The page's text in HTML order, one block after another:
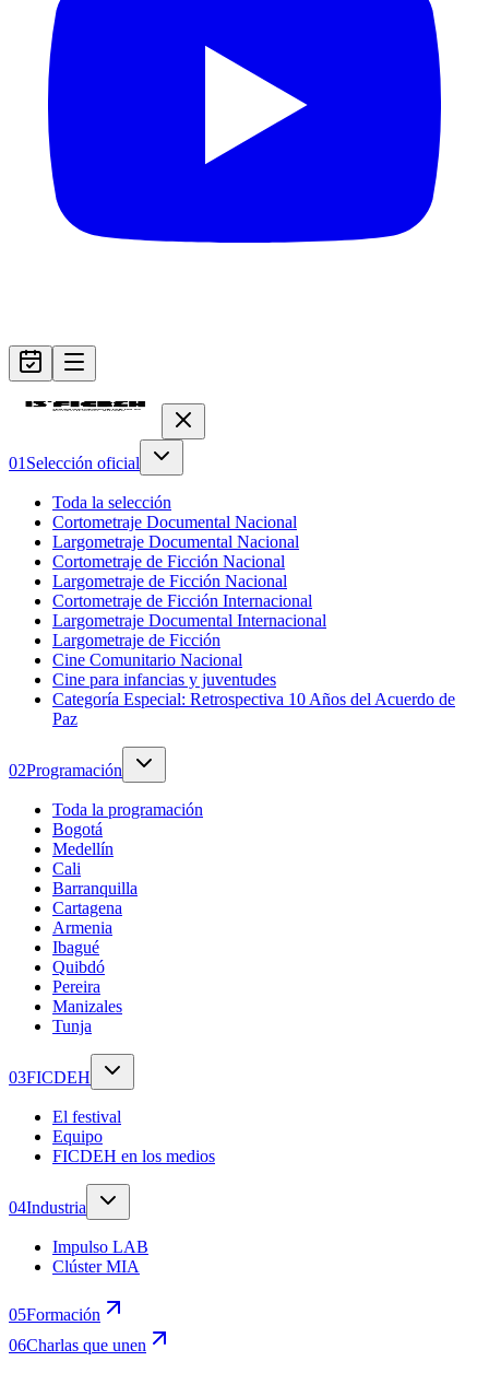
01 Selección oficial
Toda la selección
Cortometraje Documental Nacional
Largometraje Documental Nacional
Cortometraje de Ficción Nacional
Largometraje de Ficción Nacional
Cortometraje de Ficción Internacional
Largometraje Documental Internacional
Largometraje de Ficción
Cine Comunitario Nacional
Cine para infancias y juventudes
Categoría Especial: Retrospectiva 10 Años del Acuerdo de
Paz
02Programación
Toda la programación
Bogotá
Medellín
Cali
Barranquilla
Cartagena
Armenia
Ibagué
Quibdó
Pereira
Manizales
Tunja
03FICDEH
El festival
Equipo
FICDEH en los medios
04Industria
Impulso LAB
Clúster MIA
05Formación
06Charlas que unen